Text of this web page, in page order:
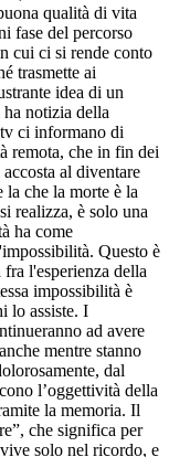
qualità di vita
fase del percorso
cui ci si rende conto
trasmette ai
idea di un
notizia della
ci informano di
remota, che in fin dei
al diventare
la che la morte è la
realizza, è solo una
ha come
Questo è
l'esperienza della
impossibilità è
lo assiste. I
ad avere
mentre stanno
dal
l’oggettività della
la memoria. Il
che significa per
solo nel ricordo, e